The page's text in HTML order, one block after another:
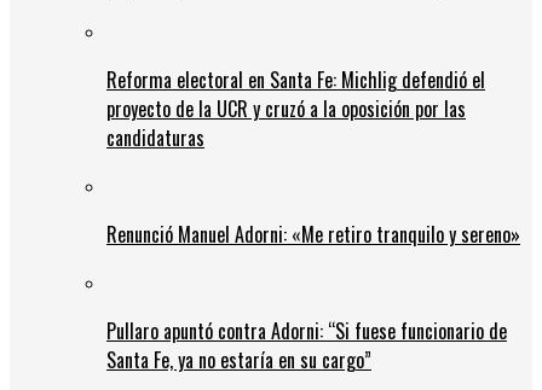
Reforma electoral en Santa Fe: Michlig defendió el
proyecto de la UCR y cruzó a la oposición por las
candidaturas
Renunció Manuel Adorni: «Me retiro tranquilo y sereno»
Pullaro apuntó contra Adorni: “Si fuese funcionario de
Santa Fe, ya no estaría en su cargo”